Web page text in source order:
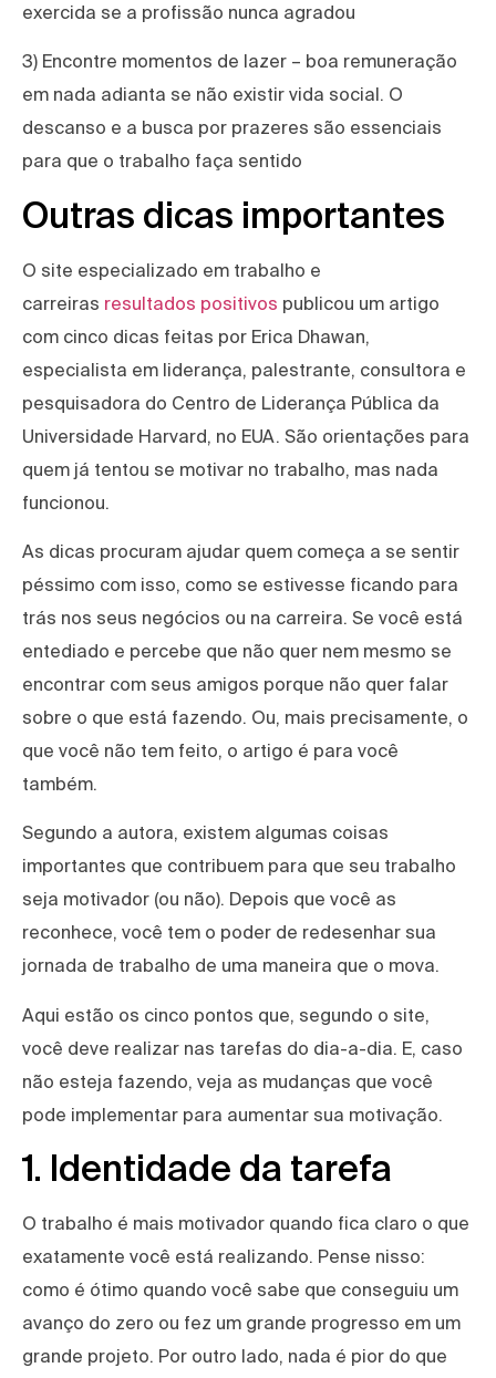
exercida se a profissão nunca agradou
3) Encontre momentos de lazer – boa remuneração
em nada adianta se não existir vida social. O
descanso e a busca por prazeres são essenciais
para que o trabalho faça sentido
Outras dicas importantes
O site especializado em trabalho e
carreiras resultados positivos publicou um artigo
com cinco dicas feitas por Erica Dhawan,
especialista em liderança, palestrante, consultora e
pesquisadora do Centro de Liderança Pública da
Universidade Harvard, no EUA. São orientações para
quem já tentou se motivar no trabalho, mas nada
funcionou.
As dicas procuram ajudar quem começa a se sentir
péssimo com isso, como se estivesse ficando para
trás nos seus negócios ou na carreira. Se você está
entediado e percebe que não quer nem mesmo se
encontrar com seus amigos porque não quer falar
sobre o que está fazendo. Ou, mais precisamente, o
que você não tem feito, o artigo é para você
também.
Segundo a autora, existem algumas coisas
importantes que contribuem para que seu trabalho
seja motivador (ou não). Depois que você as
reconhece, você tem o poder de redesenhar sua
jornada de trabalho de uma maneira que o mova.
Aqui estão os cinco pontos que, segundo o site,
você deve realizar nas tarefas do dia-a-dia. E, caso
não esteja fazendo, veja as mudanças que você
pode implementar para aumentar sua motivação.
1. Identidade da tarefa
O trabalho é mais motivador quando fica claro o que
exatamente você está realizando. Pense nisso:
como é ótimo quando você sabe que conseguiu um
avanço do zero ou fez um grande progresso em um
grande projeto. Por outro lado, nada é pior do que